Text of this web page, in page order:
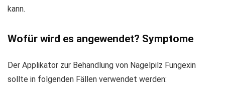
kann.
Wofür wird es angewendet? Symptome
Der Applikator zur Behandlung von Nagelpilz Fungexin
sollte in folgenden Fällen verwendet werden: